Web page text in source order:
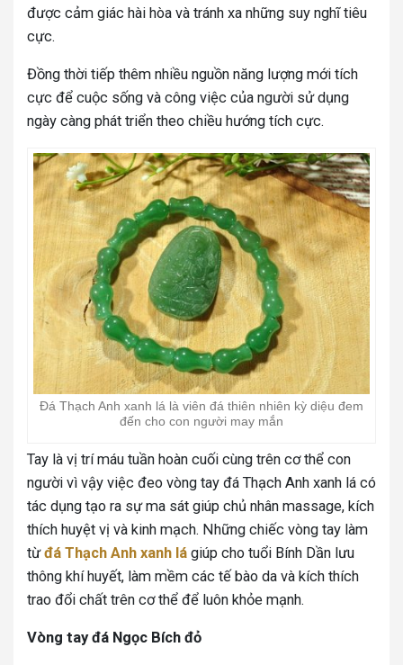
được cảm giác hài hòa và tránh xa những suy nghĩ tiêu
cực.
Đồng thời tiếp thêm nhiều nguồn năng lượng mới tích
cực để cuộc sống và công việc của người sử dụng
ngày càng phát triển theo chiều hướng tích cực.
Đá Thạch Anh xanh lá là viên đá thiên nhiên kỳ diệu đem
đến cho con người may mắn
Tay là vị trí máu tuần hoàn cuối cùng trên cơ thể con
người vì vậy việc đeo vòng tay đá Thạch Anh xanh lá có
tác dụng tạo ra sự ma sát giúp chủ nhân massage, kích
thích huyệt vị và kinh mạch. Những chiếc vòng tay làm
từđá Thạch Anh xanh lá giúp cho tuổi Bính Dần lưu
thông khí huyết, làm mềm các tế bào da và kích thích
trao đổi chất trên cơ thể để luôn khỏe mạnh.
Vòng tay đá Ngọc Bích đỏ